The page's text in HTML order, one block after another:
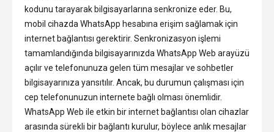
kodunu tarayarak bilgisayarlarına senkronize eder. Bu,
mobil cihazda WhatsApp hesabına erişim sağlamak için
internet bağlantısı gerektirir. Senkronizasyon işlemi
tamamlandığında bilgisayarınızda WhatsApp Web arayüzü
açılır ve telefonunuza gelen tüm mesajlar ve sohbetler
bilgisayarınıza yansıtılır. Ancak, bu durumun çalışması için
cep telefonunuzun internete bağlı olması önemlidir.
WhatsApp Web ile etkin bir internet bağlantısı olan cihazlar
arasında sürekli bir bağlantı kurulur, böylece anlık mesajlar